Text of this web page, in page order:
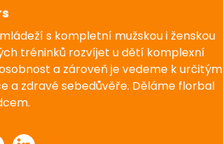
s kompletní mužskou i ženskou
tréninků rozvíjet u dětí komplexní
a zároveň je vedeme k určitým
a zdravé sebedůvěře. Děláme florbal